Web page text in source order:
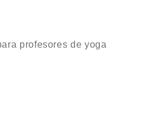
profesores de yoga